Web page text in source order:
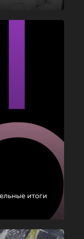
итоги